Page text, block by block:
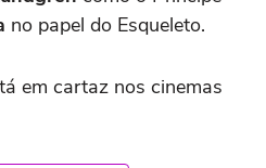
no papel do Esqueleto.
em cartaz nos cinemas